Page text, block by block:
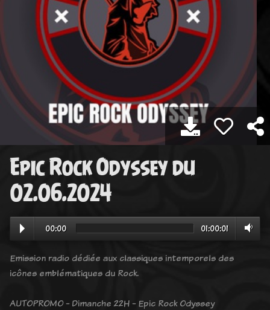
Epic Rock Odyssey du
02.06.2024
00:00 01:00:01
Emission radio dédiée aux classiques intemporels des
icônes emblématiques du Rock.
AUTOPROMO - Dimanche 22H - Epic Rock Odyssey